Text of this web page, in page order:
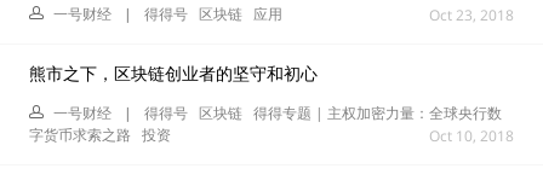
一号财经 | 得得号 区块链 应用 Oct 23, 2018
熊市之下，区块链创业者的坚守和初心
一号财经 | 得得号 区块链 得得专题 | 主权加密力量：全球央行数
字货币求索之路 投资 Oct 10, 2018